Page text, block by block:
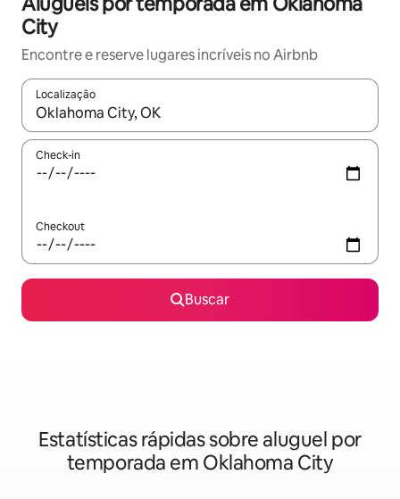
City
Encontre e reserve lugares incríveis no Airbnb
Localização
Quando os resultados estiverem disponíveis, explore-os
Check-in
Checkout
Buscar
Estatísticas rápidas sobre aluguel por
temporada em Oklahoma City